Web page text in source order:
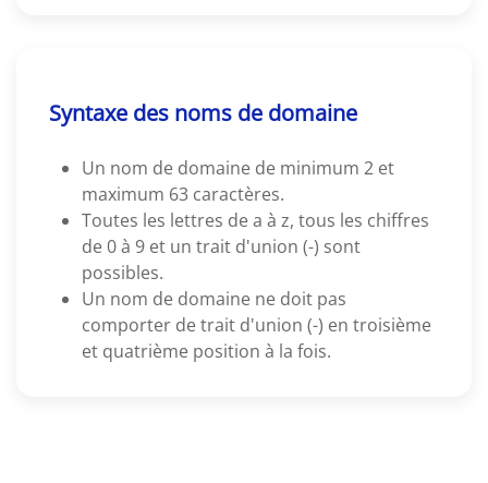
Syntaxe des noms de domaine
Un nom de domaine de minimum 2 et
maximum 63 caractères.
Toutes les lettres de a à z, tous les chiffres
de 0 à 9 et un trait d'union (-) sont
possibles.
Un nom de domaine ne doit pas
comporter de trait d'union (-) en troisième
et quatrième position à la fois.